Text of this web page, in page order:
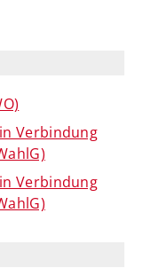
Verbindung
Verbindung